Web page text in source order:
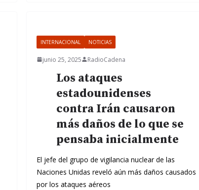
INTERNACIONAL NOTICIAS
junio 25, 2025 RadioCadena
Los ataques
estadounidenses
contra Irán causaron
más daños de lo que se
pensaba inicialmente
El jefe del grupo de vigilancia nuclear de las
Naciones Unidas reveló aún más daños causados ​​
por los ataques aéreos